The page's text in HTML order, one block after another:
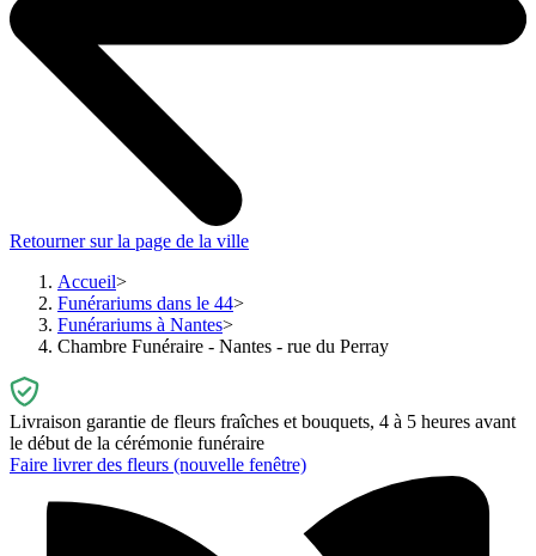
Retourner sur la page de la ville
Accueil
Funérariums dans le 44
Funérariums à Nantes
Chambre Funéraire - Nantes - rue du Perray
Livraison garantie de fleurs fraîches et bouquets, 4 à 5 heures avant
le début de la cérémonie funéraire
Faire livrer des fleurs (nouvelle fenêtre)